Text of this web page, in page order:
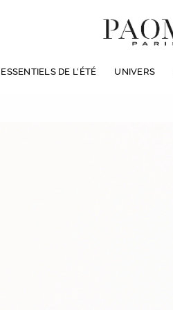
ESSENTIELS DE L’ÉTÉ UNIVERS